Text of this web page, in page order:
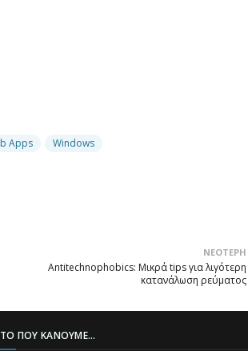
Apps Windows
ΝΕΌΤΕΡΗ
Antitechnophobics: Μικρά tips για λιγότερη
κατανάλωση ρεύματος
ΠΟΥ ΚΆΝΟΥΜΕ...